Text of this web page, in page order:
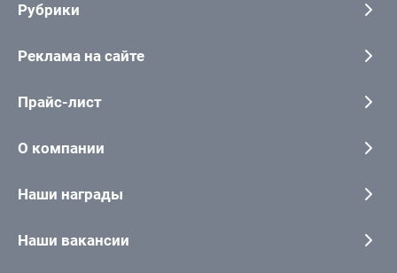
Рубрики
Реклама на сайте
Прайс-лист
О компании
Наши награды
Наши вакансии